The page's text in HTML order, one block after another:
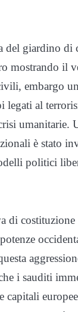
giardino di
mostrando il
embargo
legati al
umanitarie.
è stato
politici
di
i sauditi